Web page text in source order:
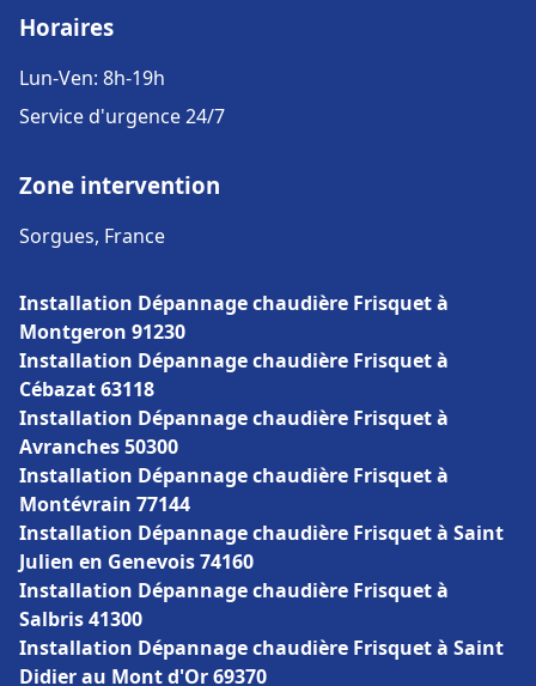
Horaires
Lun-Ven: 8h-19h
Service d'urgence 24/7
Zone intervention
Sorgues, France
Installation Dépannage chaudière Frisquet à
Montgeron 91230
Installation Dépannage chaudière Frisquet à
Cébazat 63118
Installation Dépannage chaudière Frisquet à
Avranches 50300
Installation Dépannage chaudière Frisquet à
Montévrain 77144
Installation Dépannage chaudière Frisquet à Saint
Julien en Genevois 74160
Installation Dépannage chaudière Frisquet à
Salbris 41300
Installation Dépannage chaudière Frisquet à Saint
Didier au Mont d'Or 69370